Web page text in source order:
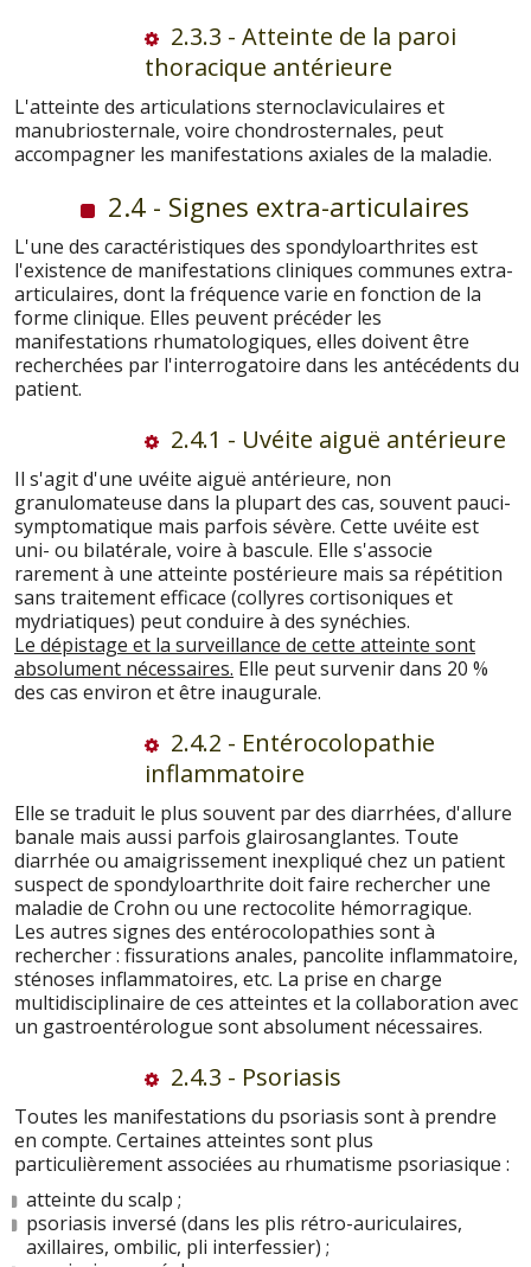
2.3.3 - Atteinte de la paroi
thoracique antérieure
L'atteinte des articulations sternoclaviculaires et
manubriosternale, voire chondrosternales, peut
accompagner les manifestations axiales de la maladie.
2.4 - Signes extra-articulaires
L'une des caractéristiques des spondyloarthrites est
l'existence de manifestations cliniques communes extra-
articulaires, dont la fréquence varie en fonction de la
forme clinique. Elles peuvent précéder les
manifestations rhumatologiques, elles doivent être
recherchées par l'interrogatoire dans les antécédents du
patient.
2.4.1 - Uvéite aiguë antérieure
Il s'agit d'une uvéite aiguë antérieure, non
granulomateuse dans la plupart des cas, souvent pauci-
symptomatique mais parfois sévère. Cette uvéite est
uni- ou bilatérale, voire à bascule. Elle s'associe
rarement à une atteinte postérieure mais sa répétition
sans traitement efficace (collyres cortisoniques et
mydriatiques) peut conduire à des synéchies.
Le dépistage et la surveillance de cette atteinte sont
absolument nécessaires. Elle peut survenir dans 20 %
des cas environ et être inaugurale.
2.4.2 - Entérocolopathie
inflammatoire
Elle se traduit le plus souvent par des diarrhées, d'allure
banale mais aussi parfois glairosanglantes. Toute
diarrhée ou amaigrissement inexpliqué chez un patient
suspect de spondyloarthrite doit faire rechercher une
maladie de Crohn ou une rectocolite hémorragique.
Les autres signes des entérocolopathies sont à
rechercher : fissurations anales, pancolite inflammatoire,
sténoses inflammatoires, etc. La prise en charge
multidisciplinaire de ces atteintes et la collaboration avec
un gastroentérologue sont absolument nécessaires.
2.4.3 - Psoriasis
Toutes les manifestations du psoriasis sont à prendre
en compte. Certaines atteintes sont plus
particulièrement associées au rhumatisme psoriasique :
atteinte du scalp ;
psoriasis inversé (dans les plis rétro-auriculaires,
axillaires, ombilic, pli interfessier) ;